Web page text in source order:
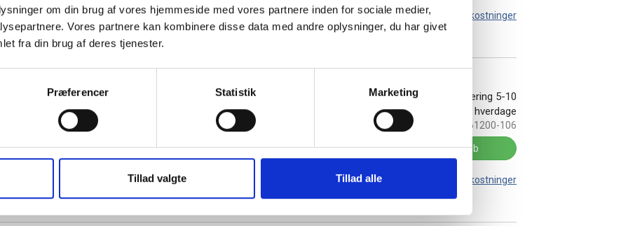
om din brug af vores hjemmeside med vores partnere inden for sociale medier,
Vores partnere kan kombinere disse data med andre oplysninger, du har givet
fra din brug af deres tjenester.
Præferencer Statistik Marketing
Tillad valgte Tillad alle
Leveringsomkostninger
Grötö lounge lænestol med skammel i træ og lys grå
stof
Loungekomfort i lænestol med skammel fra Venture Home
På lager:
Levering 5-10
hverdage
61200-106
Køb
Leveringsomkostninger